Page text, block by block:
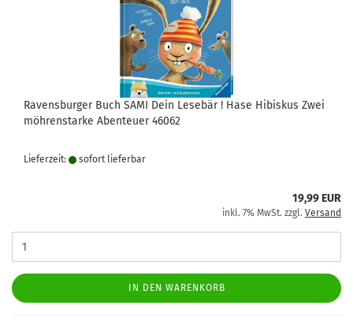
Ravensburger Buch SAMI Dein Lesebär ! Hase Hibiskus Zwei
möhrenstarke Abenteuer 46062
Lieferzeit: sofort lie­fer­bar
19,99 EUR
inkl. 7% MwSt. zzgl. Versand
IN DEN WARENKORB